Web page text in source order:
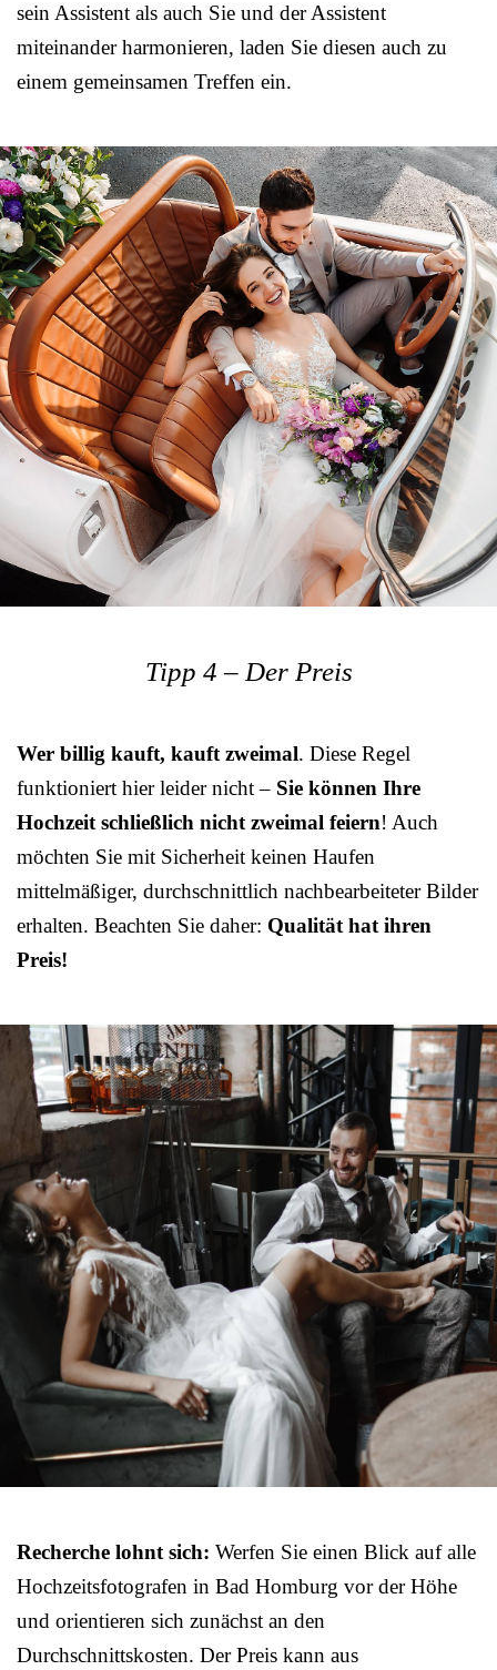
sein Assistent als auch Sie und der Assistent
miteinander harmonieren, laden Sie diesen auch zu
einem gemeinsamen Treffen ein.
Tipp 4 – Der Preis
Wer billig kauft, kauft zweimal. Diese Regel
funktioniert hier leider nicht – Sie können Ihre
Hochzeit schließlich nicht zweimal feiern! Auch
möchten Sie mit Sicherheit keinen Haufen
mittelmäßiger, durchschnittlich nachbearbeiteter Bilder
erhalten. Beachten Sie daher: Qualität hat ihren
Preis!
Recherche lohnt sich: Werfen Sie einen Blick auf alle
Hochzeitsfotografen in Bad Homburg vor der Höhe
und orientieren sich zunächst an den
Durchschnittskosten. Der Preis kann aus